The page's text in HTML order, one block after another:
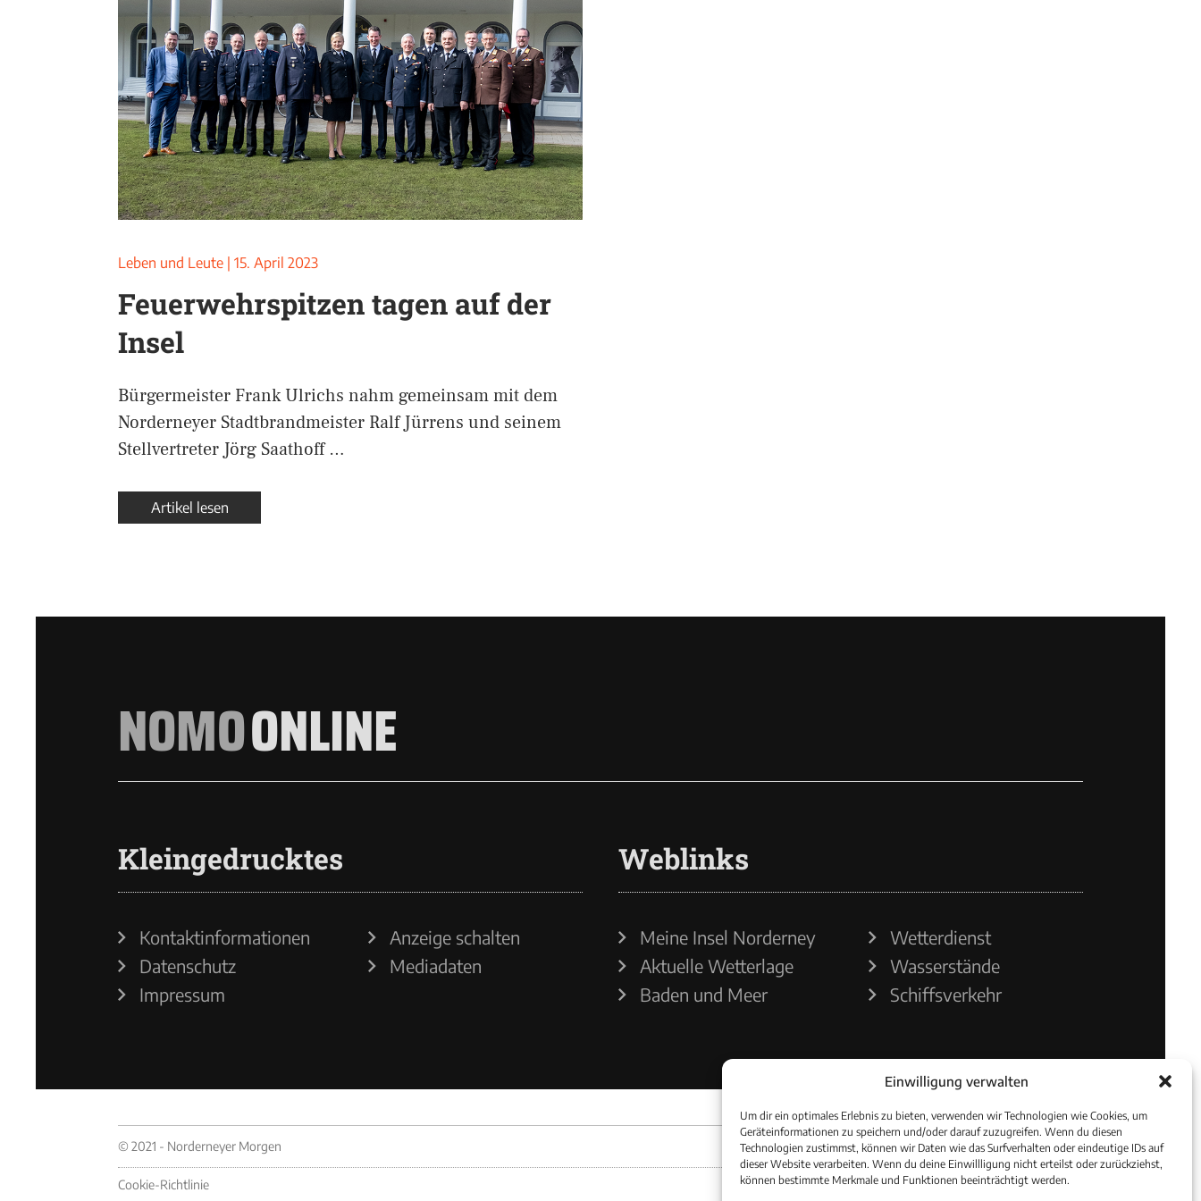
Einwilligung verwalten
Um dir ein optimales Erlebnis zu bieten, verwenden wir Technologien wie Cookies, um
Geräteinformationen zu speichern und/oder darauf zuzugreifen. Wenn du diesen
Technologien zustimmst, können wir Daten wie das Surfverhalten oder eindeutige IDs auf
dieser Website verarbeiten. Wenn du deine Einwillligung nicht erteilst oder zurückziehst,
können bestimmte Merkmale und Funktionen beeinträchtigt werden.
Leben und Leute 15. April 2023
Feuerwehrspitzen tagen auf der
Insel
Bürgermeister Frank Ulrichs nahm gemeinsam mit dem
Norderneyer Stadtbrandmeister Ralf Jürrens und seinem
Stellvertreter Jörg Saathoff …
Artikel lesen
NOMOONLINE
Kleingedrucktes
Kontaktinformationen
Datenschutz
Impressum
Anzeige schalten
Mediadaten
Weblinks
Meine Insel Norderney
Aktuelle Wetterlage
Baden und Meer
Wetterdienst
Wasserstände
Schiffsverkehr
© 2021 - Norderneyer Morgen
Cookie-Richtlinie